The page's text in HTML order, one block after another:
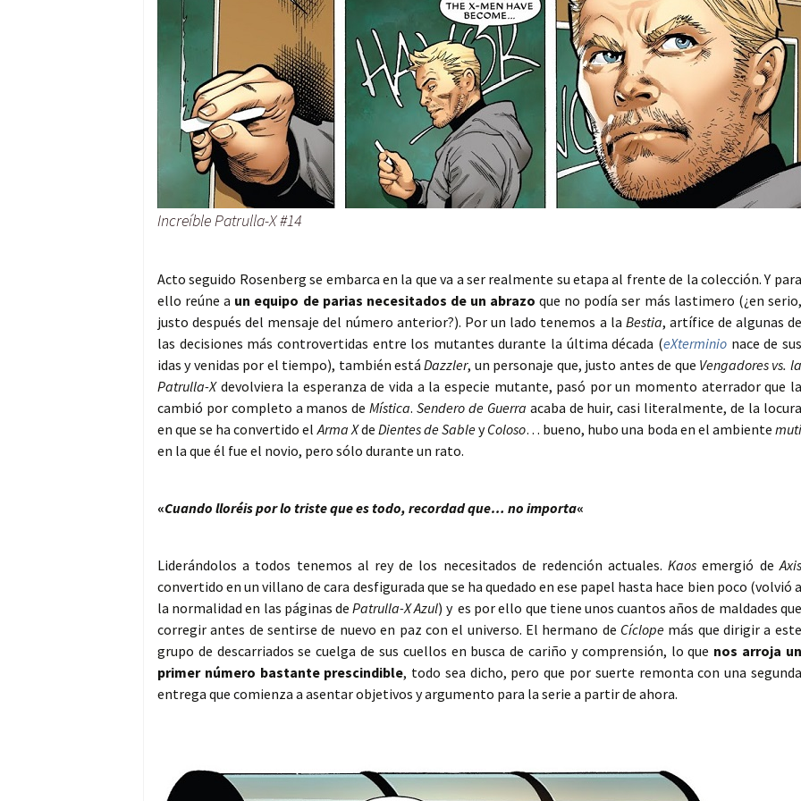
Increíble Patrulla-X #14
Acto seguido Rosenberg se embarca en la que va a ser realmente su etapa al frente de la colección. Y para
ello reúne a un equipo de parias necesitados de un abrazo que no podía ser más lastimero (¿en serio,
justo después del mensaje del número anterior?). Por un lado tenemos a la Bestia, artífice de algunas de
las decisiones más controvertidas entre los mutantes durante la última década (eXterminionace de sus
idas y venidas por el tiempo), también estáDazzler, un personaje que, justo antes de que Vengadores vs. la
Patrulla-Xdevolviera la esperanza de vida a la especie mutante, pasó por un momento aterrador que la
cambió por completo a manos deMística.Sendero de Guerra acaba de huir, casi literalmente, de la locura
en que se ha convertido elArma Xde Dientes de SableyColoso… bueno, hubo una boda en el ambiente muti
en la que él fue el novio, pero sólo durante un rato.
«Cuando lloréis por lo triste que es todo, recordad que… no importa«
Liderándolos a todos tenemos al rey de los necesitados de redención actuales.Kaos emergió deAxis
convertido en un villano de cara desfigurada que se ha quedado en ese papel hasta hace bien poco (volvió a
la normalidad en las páginas dePatrulla-X Azul) y es por ello que tiene unos cuantos años de maldades que
corregir antes de sentirse de nuevo en paz con el universo. El hermano de Cíclope más que dirigir a este
grupo de descarriados se cuelga de sus cuellos en busca de cariño y comprensión, lo que nos arroja un
primer número bastante prescindible, todo sea dicho, pero que por suerte remonta con una segunda
entrega que comienza a asentar objetivos y argumento para la serie a partir de ahora.